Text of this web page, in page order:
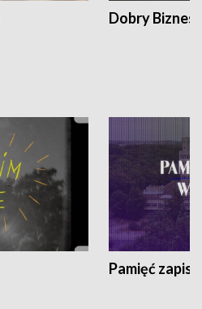
Dobry Biznes
Pamięć